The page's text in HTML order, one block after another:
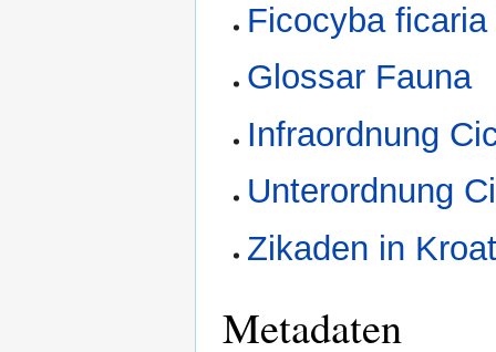
Ficocyba
Glossar Fauna
Infraordnung
Unterordnung
Zikaden in
Metadaten